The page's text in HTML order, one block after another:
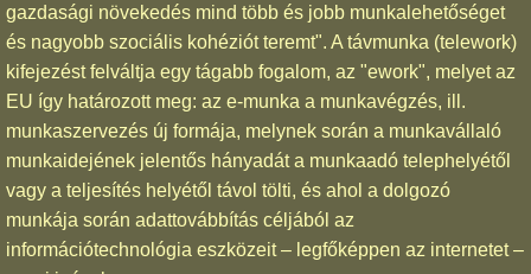
gazdasági növekedés mind több és jobb munkalehetőséget
és nagyobb szociális kohéziót teremt". A távmunka (telework)
kifejezést felváltja egy tágabb fogalom, az "ework", melyet az
EU így határozott meg: az e-munka a munkavégzés, ill.
munkaszervezés új formája, melynek során a munkavállaló
munkaidejének jelentős hányadát a munkaadó telephelyétől
vagy a teljesítés helyétől távol tölti, és ahol a dolgozó
munkája során adattovábbítás céljából az
információtechnológia eszközeit – legfőképpen az internetet –